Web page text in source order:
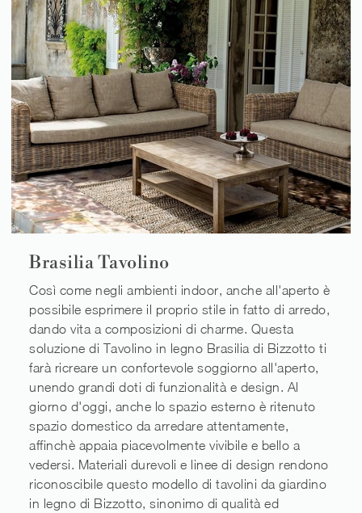
Brasilia Tavolino
Così come negli ambienti indoor, anche all'aperto è
possibile esprimere il proprio stile in fatto di arredo,
dando vita a composizioni di charme. Questa
soluzione di Tavolino in legno Brasilia di Bizzotto ti
farà ricreare un confortevole soggiorno all'aperto,
unendo grandi doti di funzionalità e design. Al
giorno d'oggi, anche lo spazio esterno è ritenuto
spazio domestico da arredare attentamente,
affinchè appaia piacevolmente vivibile e bello a
vedersi. Materiali durevoli e linee di design rendono
riconoscibile questo modello di tavolini da giardino
in legno di Bizzotto, sinonimo di qualità ed